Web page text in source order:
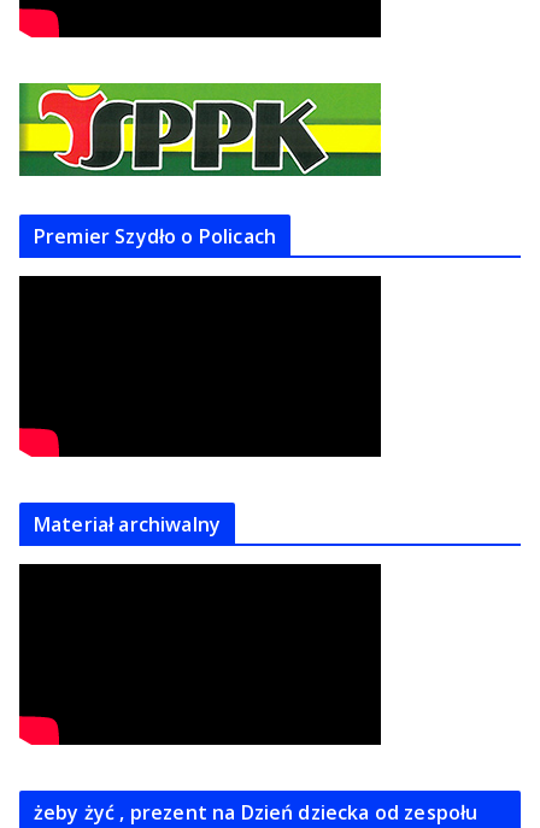
Premier Szydło o Policach
Materiał archiwalny
żeby żyć , prezent na Dzień dziecka od zespołu